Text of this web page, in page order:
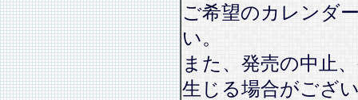
ご希望のカレンダ
い。
また、発売の中止
生じる場合がござ